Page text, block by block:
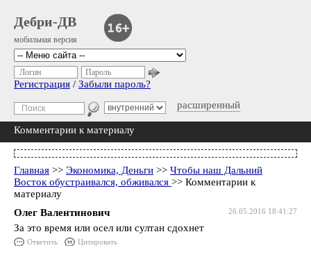
Дебри-ДВ
мобильная версия
расширенный
Логин Пароль
Регистрация / Забыли пароль?
Комментарии к материалу
Главная >> Экономика, Деньги >> Чтобы наш Дальний
Восток обустраивался, обживался >> Комментарии к
материалу
26.05.2016 18:41:27
Олег Валентинович
За это время или осел или султан сдохнет
Ответить Цитировать